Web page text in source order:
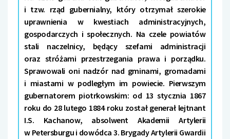
i tzw. rząd gubernialny, który otrzymał szerokie
uprawnienia w kwestiach administracyjnych,
gospodarczych i społecznych. Na czele powiatów
stali naczelnicy, będący szefami administracji
oraz stróżami przestrzegania prawa i porządku.
Sprawowali oni nadzór nad gminami, gromadami
i miastami w podległym im powiecie. Pierwszym
gubernatorem piotrkowskim: od 13 stycznia 1867
roku do 28 lutego 1884 roku został generał lejtnant
I.S. Kachanow, absolwent Akademii Artylerii
w Petersburgu i dowódca 3. Brygady Artylerii Gwardii